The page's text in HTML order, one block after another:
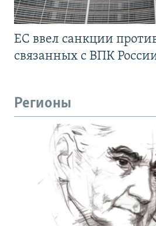
ЕС ввел санкции
связанных с ВПК
Регионы